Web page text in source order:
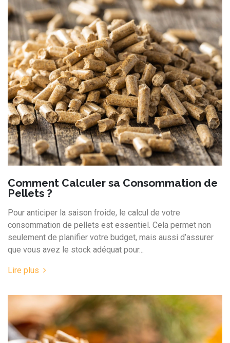
Comment Calculer sa Consommation de
Pellets ?
Pour anticiper la saison froide, le calcul de votre
consommation de pellets est essentiel. Cela permet non
seulement de planifier votre budget, mais aussi d’assurer
que vous avez le stock adéquat pour...
Lire plus